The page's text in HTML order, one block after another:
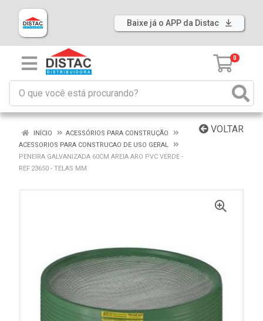
Baixe já o APP da Distac
0
VOLTAR
INÍCIO
ACESSÓRIOS PARA CONSTRUÇÃO
ACESSORIOS PARA CONSTRUCAO DE USO GERAL
PENEIRA GALVANIZADA 60CM AREIA ARO PVC VERDE -
REF.23650 - TELAS MM